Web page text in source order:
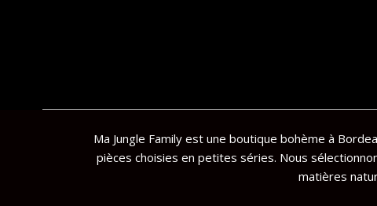
Ma Jungle Family est une boutique bohème à
pièces choisies en petites séries. Nous
matières